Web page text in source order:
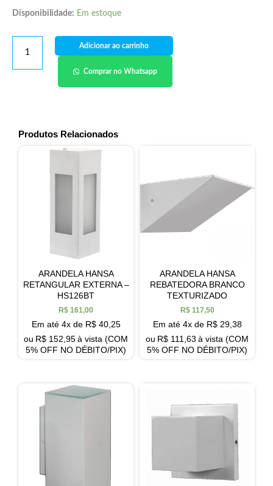
Disponibilidade: Em estoque
Adicionar ao carrinho
Comprar no Whatsapp
Produtos Relacionados
ARANDELA HANSA
RETANGULAR EXTERNA –
HS126BT
R$ 161,00
Em até 4x de R$40,25
ou R$ 152,95à vista (COM
5% OFF NO DÉBITO/PIX)
ARANDELA HANSA
REBATEDORA BRANCO
TEXTURIZADO
R$117,50
Em até 4x de R$29,38
ou R$ 111,63 à vista (COM
5% OFF NO DÉBITO/PIX)